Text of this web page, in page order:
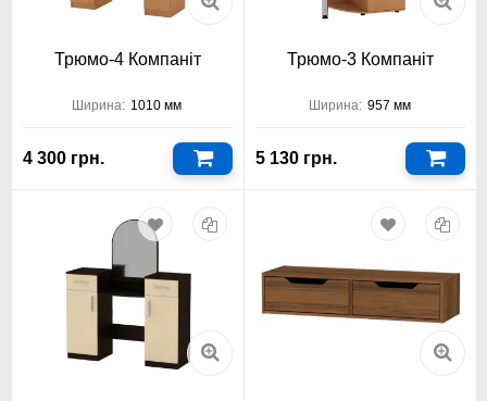
Трюмо-4 Компаніт
Ширина: 1010 мм
4 300 грн.
Трюмо-3 Компаніт
Ширина: 957 мм
5 130 грн.